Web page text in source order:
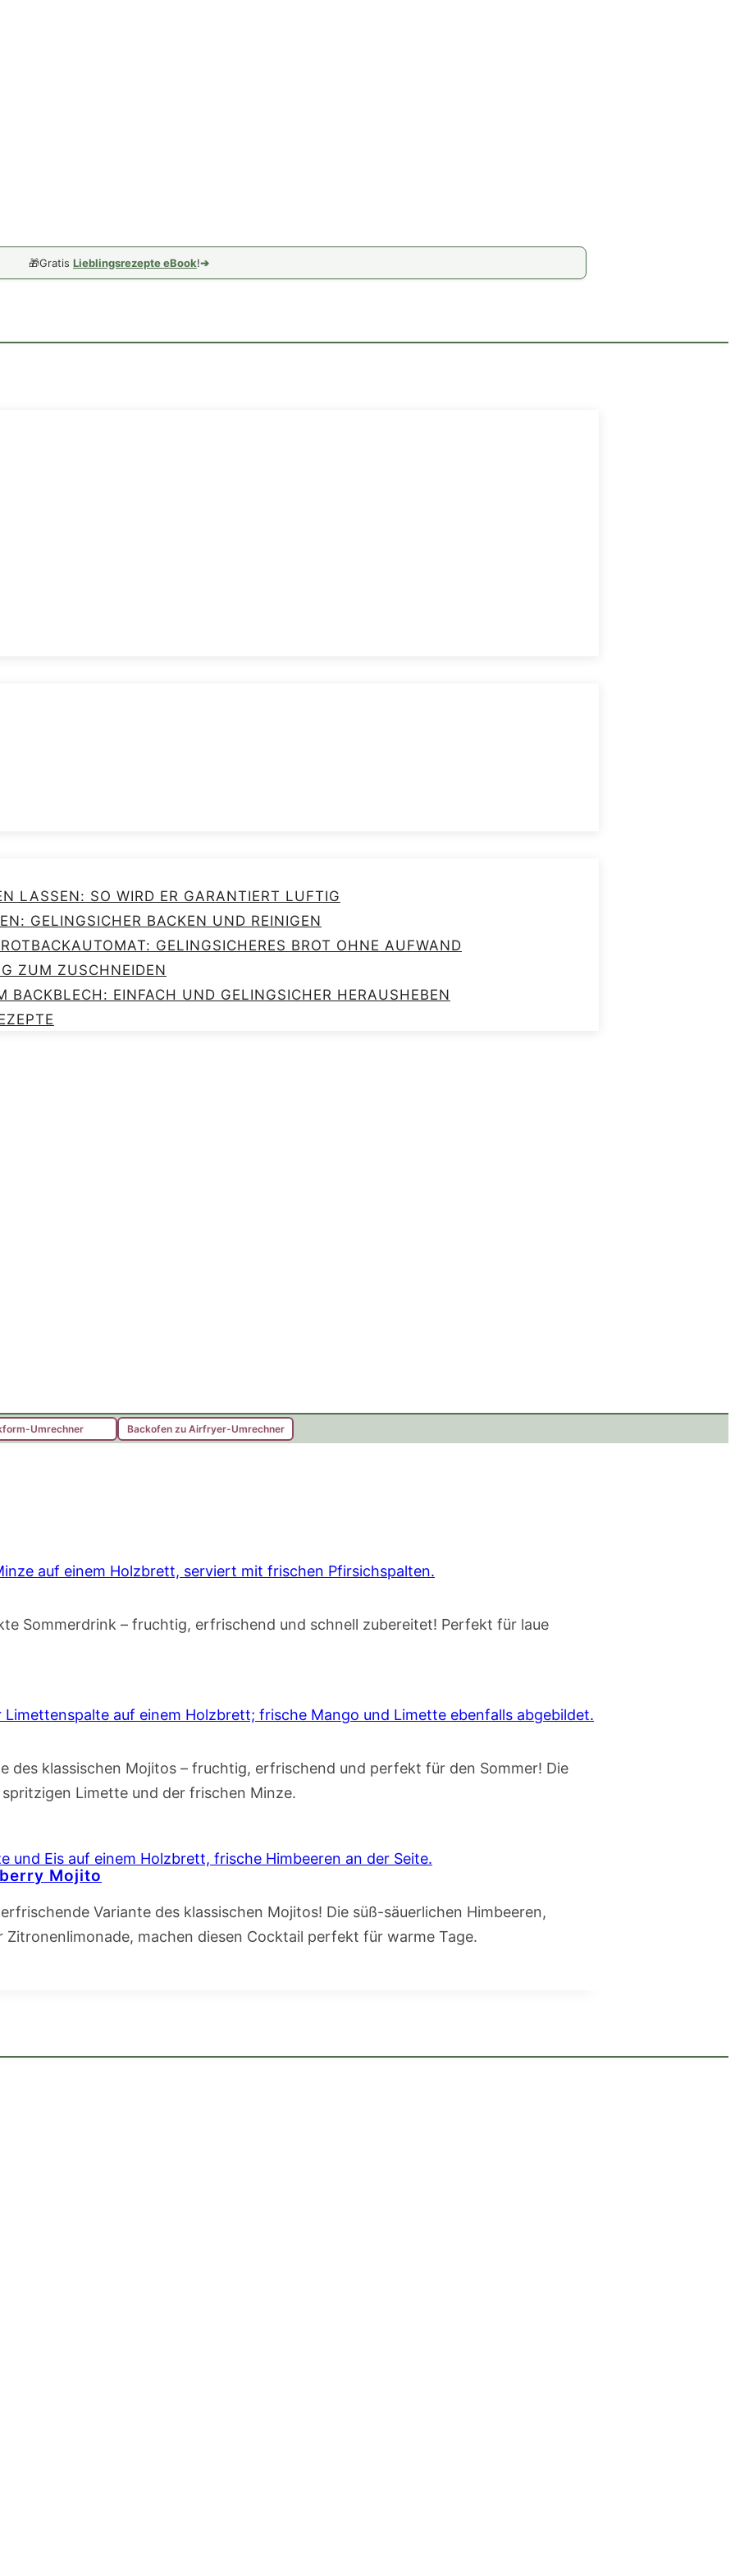
🎁Gratis Lieblingsrezepte eBook!➔
LASSEN: SO WIRD ER GARANTIERT LUFTIG
GELINGSICHER BACKEN UND REINIGEN
GELINGSICHERES BROT OHNE AUFWAND
ZUM ZUSCHNEIDEN
EINFACH UND GELINGSICHER HERAUSHEBEN
Umrechner Backofen zu Airfryer-Umrechner
Sommerdrink – fruchtig, erfrischend und schnell zubereitet! Perfekt für laue
des klassischen Mojitos – fruchtig, erfrischend und perfekt für den Sommer! Die
Limette und der frischen Minze.
Mojito
Variante des klassischen Mojitos! Die süß-säuerlichen Himbeeren,
machen diesen Cocktail perfekt für warme Tage.